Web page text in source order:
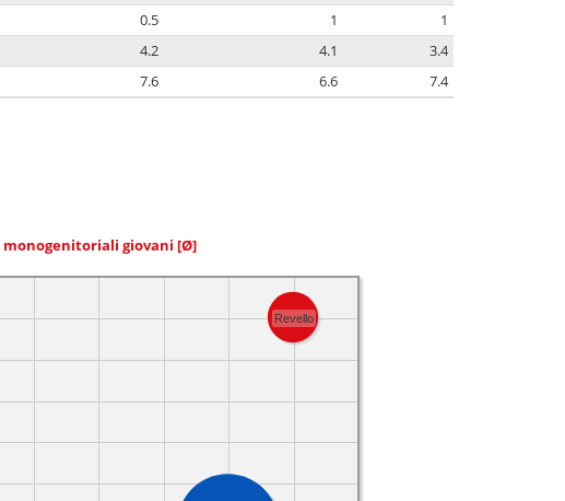
0.5 1
1
4.2 4.1
3.4
7.6 6.6 7.4
monogenitoriali giovani [Ø]
Revello